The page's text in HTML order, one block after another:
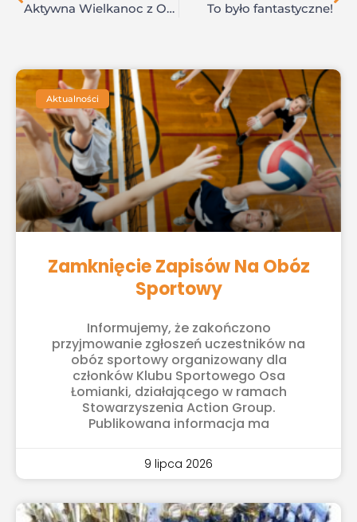
Aktywna Wielkanoc z Osa Łomianki To było fantastyczne!
Aktualności
Zamknięcie Zapisów Na Obóz
Sportowy
Informujemy, że zakończono
przyjmowanie zgłoszeń uczestników na
obóz sportowy organizowany dla
członków Klubu Sportowego Osa
Łomianki, działającego w ramach
Stowarzyszenia Action Group.
Publikowana informacja ma
9 lipca 2026